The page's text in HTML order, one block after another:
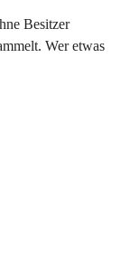
Besitzer
Wer etwas